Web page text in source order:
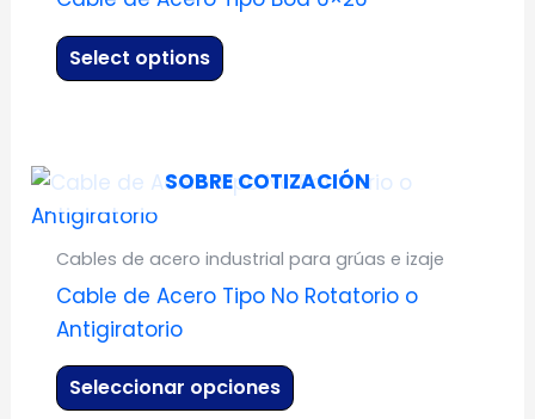
de
Select options
múltiples
variantes.
pueden
en
la
producto
SOBRE COTIZACIÓN
Cables de acero industrial para grúas e izaje
Cable de Acero Tipo No Rotatorio o
Antigiratorio
Seleccionar opciones
Este
múltiples
opciones